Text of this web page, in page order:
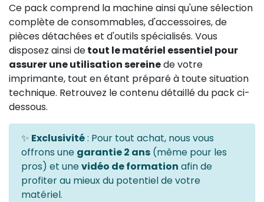
Ce pack comprend la machine ainsi qu'une sélection
complète de consommables, d'accessoires, de
pièces détachées et d'outils spécialisés. Vous
disposez ainsi detout le matériel essentiel pour
assurer une utilisation sereinede votre
imprimante, tout en étant préparé à toute situation
technique. Retrouvez le contenu détaillé du pack ci-
dessous.
✨ Exclusivité: Pour tout achat, nous vous
offrons une garantie 2 ans (même pour les
pros) et unevidéo de formation afin de
profiter au mieux du potentiel de votre
matériel.